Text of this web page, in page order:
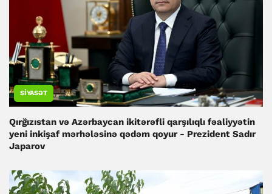
SIYASƏT
Qırğızıstan və Azərbaycan ikitərəfli qarşılıqlı fəaliyyətin
yeni inkişaf mərhələsinə qədəm qoyur - Prezident Sadır
Japarov